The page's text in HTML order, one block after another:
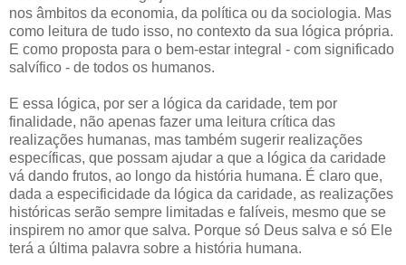
nos âmbitos da economia, da política ou da sociologia. Mas
como leitura de tudo isso, no contexto da sua lógica própria.
E como proposta para o bem-estar integral - com significado
salvífico - de todos os humanos.
E essa lógica, por ser a lógica da caridade, tem por
finalidade, não apenas fazer uma leitura crítica das
realizações humanas, mas também sugerir realizações
específicas, que possam ajudar a que a lógica da caridade
vá dando frutos, ao longo da história humana. É claro que,
dada a especificidade da lógica da caridade, as realizações
históricas serão sempre limitadas e falíveis, mesmo que se
inspirem no amor que salva. Porque só Deus salva e só Ele
terá a última palavra sobre a história humana.